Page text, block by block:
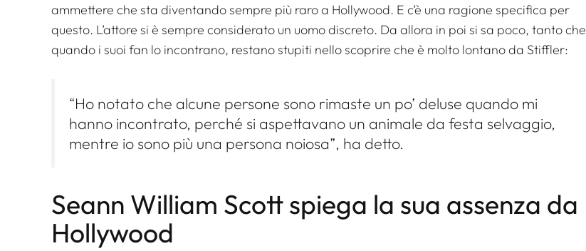
ammettere che sta diventando sempre più raro a Hollywood. E c’è una ragione specifica per
questo. L’attore si è sempre considerato un uomo discreto. Da allora in poi si sa poco, tanto che
quando i suoi fan lo incontrano, restano stupiti nello scoprire che è molto lontano da Stiffler:
“Ho notato che alcune persone sono rimaste un po’ deluse quando mi
hanno incontrato, perché si aspettavano un animale da festa selvaggio,
mentre io sono più una persona noiosa”, ha detto.
Seann William Scott spiega la sua assenza da
Hollywood